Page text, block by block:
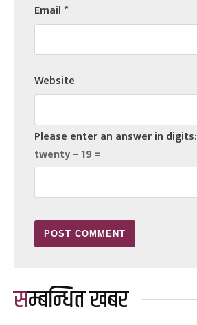
Email*
Website
Please enter an answer in digits:
twenty − 19 =
सम्बन्धित खबर